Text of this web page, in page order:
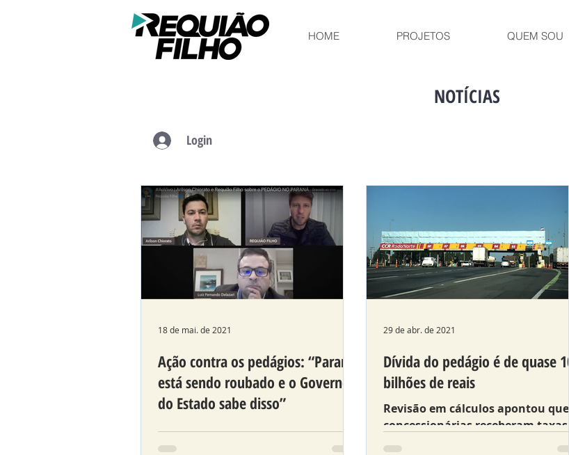
HOME PROJETOS QUEM SOU
NOTÍCIAS
Ação contra os pedágios: “Paraná
está sendo roubado e o Governo
do Estado sabe disso”
Análise de advogado que moveu
ação contra os pedágios,
18 de mai. de 2021
Dívida do pedágio é de quase 10
bilhões de reais
Revisão em cálculos apontou que
concessionárias receberam taxas-
extras, embutidas no valor das
29 de abr. de 2021
Login